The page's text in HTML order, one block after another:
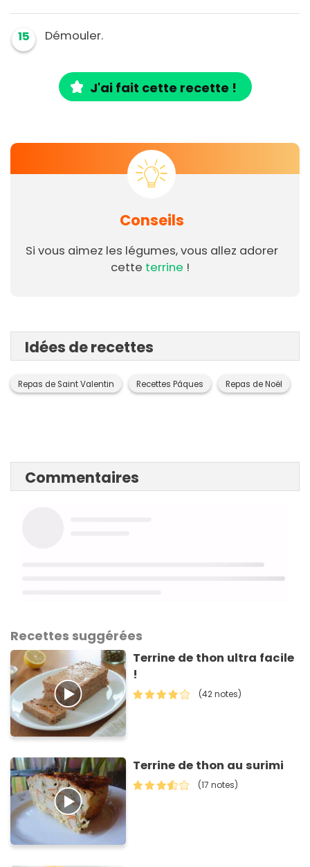
15 Démouler.
J'ai fait cette recette !
Conseils
Si vous aimez les légumes, vous allez adorer
cette terrine !
Idées de recettes
Repas de Saint Valentin Recettes Pâques Repas de Noël
Commentaires
Recettes suggérées
Terrine de thon ultra facile
!
(42 notes)
Terrine de thon au surimi
(17 notes)